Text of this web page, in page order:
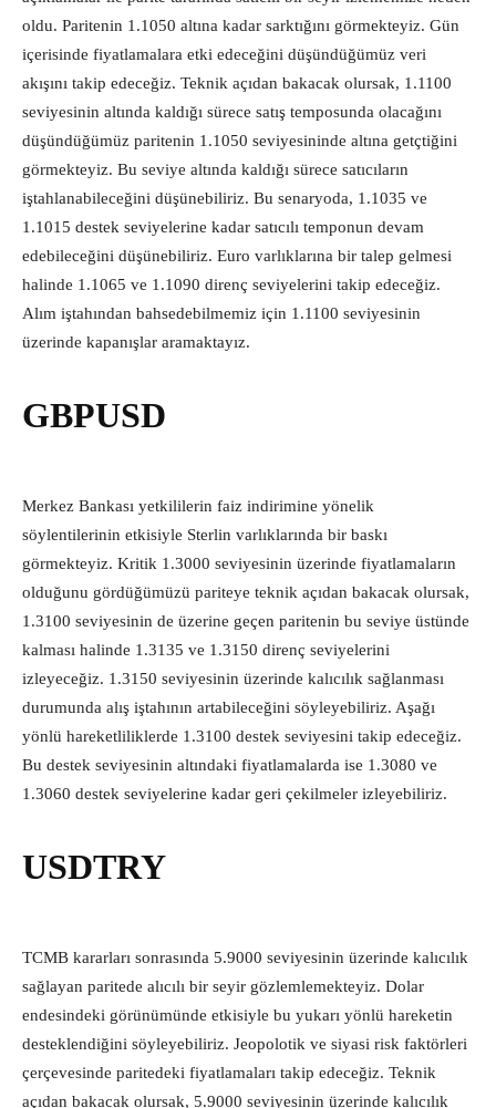
oldu. Paritenin 1.1050 altına kadar sarktığını görmekteyiz. Gün
içerisinde fiyatlamalara etki edeceğini düşündüğümüz veri
akışını takip edeceğiz. Teknik açıdan bakacak olursak, 1.1100
seviyesinin altında kaldığı sürece satış temposunda olacağını
düşündüğümüz paritenin 1.1050 seviyesininde altına getçtiğini
görmekteyiz. Bu seviye altında kaldığı sürece satıcıların
iştahlanabileceğini düşünebiliriz. Bu senaryoda, 1.1035 ve
1.1015 destek seviyelerine kadar satıcılı temponun devam
edebileceğini düşünebiliriz. Euro varlıklarına bir talep gelmesi
halinde 1.1065 ve 1.1090 direnç seviyelerini takip edeceğiz.
Alım iştahından bahsedebilmemiz için 1.1100 seviyesinin
üzerinde kapanışlar aramaktayız.
GBPUSD
Merkez Bankası yetkililerin faiz indirimine yönelik
söylentilerinin etkisiyle Sterlin varlıklarında bir baskı
görmekteyiz. Kritik 1.3000 seviyesinin üzerinde fiyatlamaların
olduğunu gördüğümüzü pariteye teknik açıdan bakacak olursak,
1.3100 seviyesinin de üzerine geçen paritenin bu seviye üstünde
kalması halinde 1.3135 ve 1.3150 direnç seviyelerini
izleyeceğiz. 1.3150 seviyesinin üzerinde kalıcılık sağlanması
durumunda alış iştahının artabileceğini söyleyebiliriz. Aşağı
yönlü hareketliliklerde 1.3100 destek seviyesini takip edeceğiz.
Bu destek seviyesinin altındaki fiyatlamalarda ise 1.3080 ve
1.3060 destek seviyelerine kadar geri çekilmeler izleyebiliriz.
USDTRY
TCMB kararları sonrasında 5.9000 seviyesinin üzerinde kalıcılık
sağlayan paritede alıcılı bir seyir gözlemlemekteyiz. Dolar
endesindeki görünümünde etkisiyle bu yukarı yönlü hareketin
desteklendiğini söyleyebiliriz. Jeopolotik ve siyasi risk faktörleri
çerçevesinde paritedeki fiyatlamaları takip edeceğiz. Teknik
açıdan bakacak olursak, 5.9000 seviyesinin üzerinde kalıcılık